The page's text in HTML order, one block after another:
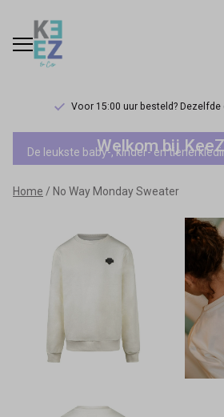
Voor 15:00 uur besteld? Dezelfde
No
Way
Monday
Sweater
Keez&Co
Welkom bij
De leukste baby-, kinder- en
Home No Way Monday Sweater